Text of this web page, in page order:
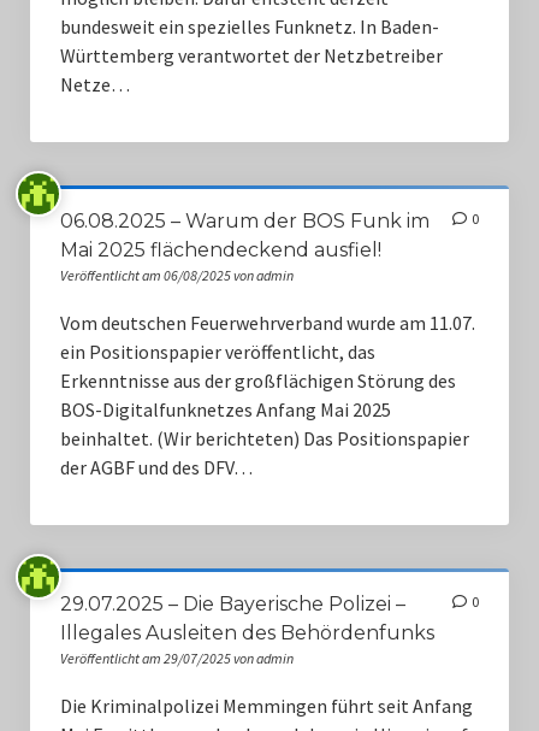
bundesweit ein spezielles Funknetz. In Baden-
Württemberg verantwortet der Netzbetreiber
Netze…
06.08.2025 – Warum der BOS Funk im
Mai 2025 flächendeckend ausfiel!
Veröffentlicht am 06/08/2025 von admin
0
Vom deutschen Feuerwehrverband wurde am 11.07.
ein Positionspapier veröffentlicht, das
Erkenntnisse aus der großflächigen Störung des
BOS-Digitalfunknetzes Anfang Mai 2025
beinhaltet. (Wir berichteten) Das Positionspapier
der AGBF und des DFV…
29.07.2025 – Die Bayerische Polizei –
Illegales Ausleiten des Behördenfunks
Veröffentlicht am 29/07/2025 von admin
0
Die Kriminalpolizei Memmingen führt seit Anfang